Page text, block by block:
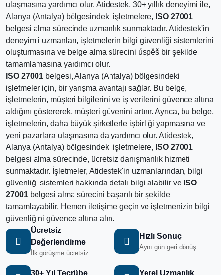
ulaşmasına yardımcı olur. Atidestek, 30+ yıllık deneyimi ile,
Alanya (Antalya) bölgesindeki işletmelere, ISO 27001
belgesi alma sürecinde uzmanlık sunmaktadır. Atidestek'in
deneyimli uzmanları, işletmelerin bilgi güvenliği sistemlerini
oluşturmasına ve belge alma sürecini úspěš bir şekilde
tamamlamasına yardımcı olur.
ISO 27001 belgesi, Alanya (Antalya) bölgesindeki
işletmeler için, bir yarışma avantajı sağlar. Bu belge,
işletmelerin, müşteri bilgilerini ve iş verilerini güvence altına
aldığını göstererek, müşteri güvenini artırır. Ayrıca, bu belge,
işletmelerin, daha büyük şirketlerle işbirliği yapmasına ve
yeni pazarlara ulaşmasına da yardımcı olur. Atidestek,
Alanya (Antalya) bölgesindeki işletmelere, ISO 27001
belgesi alma sürecinde, ücretsiz danışmanlık hizmeti
sunmaktadır. İşletmeler, Atidestek'in uzmanlarından, bilgi
güvenliği sistemleri hakkında detalı bilgi alabilir ve ISO
27001 belgesi alma sürecini başarılı bir şekilde
tamamlayabilir. Hemen iletişime geçin ve işletmenizin bilgi
güvenliğini güvence altına alın.
Ücretsiz
Değerlendirme
İlk görüşme ücretsiz
Hızlı Sonuç
Aynı gün geri dönüş
30+ Yıl Tecrübe Yerel Uzmanlık